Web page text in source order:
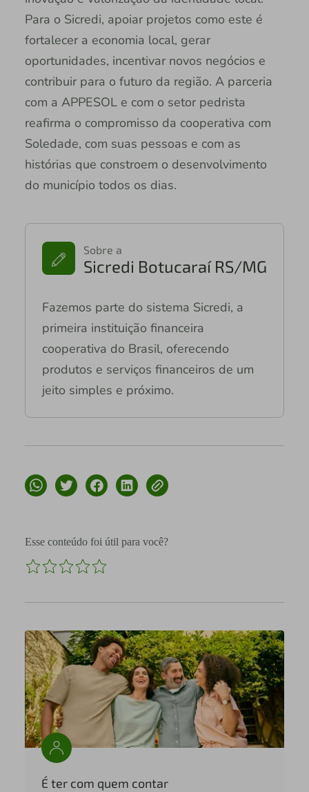
Para o Sicredi, apoiar projetos como este é
fortalecer a economia local, gerar
oportunidades, incentivar novos negócios e
contribuir para o futuro da região. A parceria
com a APPESOL e com o setor pedrista
reafirma o compromisso da cooperativa com
Soledade, com suas pessoas e com as
histórias que constroem o desenvolvimento
do município todos os dias.
Sobre a
Sicredi Botucaraí RS/MG
Fazemos parte do sistema Sicredi, a
primeira instituição financeira
cooperativa do Brasil, oferecendo
produtos e serviços financeiros de um
jeito simples e próximo.
Esse conteúdo foi útil para você?
É ter com quem contar